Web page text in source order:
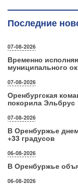
Последние
07-08-2026
Временно
муниципального
07-08-2026
Оренбургская
покорила Эльбрус
07-08-2026
В Оренбуржье
+33 градусов
06-08-2026
В Оренбуржье
06-08-2026